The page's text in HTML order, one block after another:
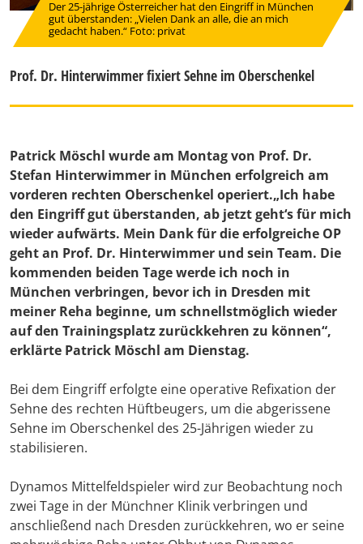
Der 25-jährige Österreicher hat den Eingriff in München
gut überstanden: „Vielen Dank an alle, die an mich
gedacht haben.“ Foto: privat
Prof. Dr. Hinterwimmer fixiert Sehne im Oberschenkel
Patrick Möschl wurde am Montag von Prof. Dr.
Stefan Hinterwimmer in München erfolgreich am
vorderen rechten Oberschenkel operiert.„Ich habe
den Eingriff gut überstanden, ab jetzt geht‘s für mich
wieder aufwärts. Mein Dank für die erfolgreiche OP
geht an Prof. Dr. Hinterwimmer und sein Team. Die
kommenden beiden Tage werde ich noch in
München verbringen, bevor ich in Dresden mit
meiner Reha beginne, um schnellstmöglich wieder
auf den Trainingsplatz zurückkehren zu können“,
erklärte Patrick Möschl am Dienstag.
Bei dem Eingriff erfolgte eine operative Refixation der
Sehne des rechten Hüftbeugers, um die abgerissene
Sehne im Oberschenkel des 25-Jährigen wieder zu
stabilisieren.
Dynamos Mittelfeldspieler wird zur Beobachtung noch
zwei Tage in der Münchner Klinik verbringen und
anschließend nach Dresden zurückkehren, wo er seine